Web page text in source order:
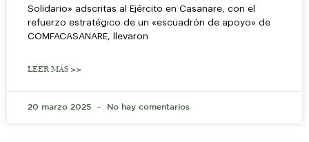
Solidario» adscritas al Ejército en Casanare, con el
refuerzo estratégico de un «escuadrón de apoyo» de
COMFACASANARE, llevaron
LEER MÁS >>
20 marzo 2025 No hay comentarios